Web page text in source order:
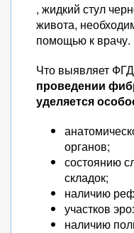
, жидкий стул
живота,
помощью к врачу.
Что выявляет
проведении
уделяется
органов;
состоянию
складок;
наличию
участков
наличию